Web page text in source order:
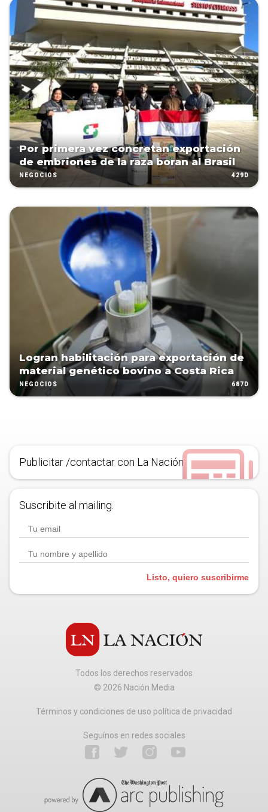
Por primera vez concretan exportación
de embriones de la raza boran al Brasil
NEGOCIOS 429D
Logran habilitación para exportación de
material genético bovino a Costa Rica
NEGOCIOS 687D
Publicitar /contactar con La Nación
Suscribite al mailing.
Listo, quiero suscribirme
Todos los derechos reservados
© 2026 Nación Media
Términos y condiciones de uso política de privacidad
Seguínos en redes sociales